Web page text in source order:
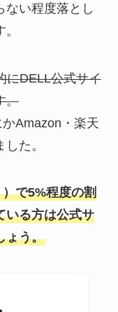
ない程度落とし
にDELL公式サイ
。
Amazon・楽天
た。
で5%程度の割
いる方は公式サ
ょう。